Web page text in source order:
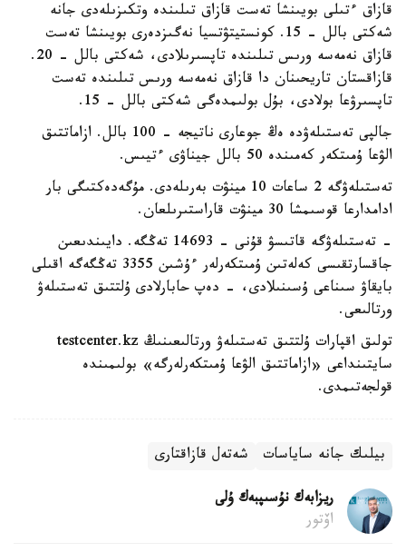
قازاق ءتىلى بويىنشا تەست قازاق تىلىندە وتكىزىلەدى جانە
شەكتى بالل - 15. كونستيتۋتسيا نەگىزدەرى بويىنشا تەست
قازاق نەمەسە ورىس تىلىندە تاپسىرىلادى، شەكتى بالل - 20.
قازاقستان تاريحىنان دا قازاق نەمەسە ورىس تىلىندە تەست
تاپسىرۋعا بولادى، بۇل بولىمدەگى شەكتى بالل - 15.
جالپى تەستىلەۋدە ەڭ جوعارى ناتيجە - 100 بالل. ازاماتتىق
الۋعا ۇمىتكەر كەمىندە 50 بالل جيناۋى ءتيىس.
تەستىلەۋگە 2 ساعات 10 مينۋت بەرىلەدى. مۇگەدەكتىگى بار
ادامدارعا قوسىمشا 30 مينۋت قاراستىرىلعان.
- تەستىلەۋگە قاتىسۋ قۇنى - 14693 تەڭگە. دايىندىعىن
جاقسارتقىسى كەلەتىن ۇمىتكەرلەر ءۇشىن 3355 تەڭگەگە اقىلى
بايقاۋ سىناعى ۇسىنىلادى، - دەپ حابارلادى ۇلتتىق تەستىلەۋ
ورتالىعى.
تولىق اقپارات ۇلتتىق تەستىلەۋ ورتالىعىنىڭ testcenter.kz
سايتىنداعى «ازاماتتىق الۋعا ۇمىتكەرلەرگە» بولىمىندە
قولجەتىمدى.
بيلىك جانە ساياسات شەتەل قازاقتارى
ريزابەك نۇسىپبەك ۇلى
اۆتور